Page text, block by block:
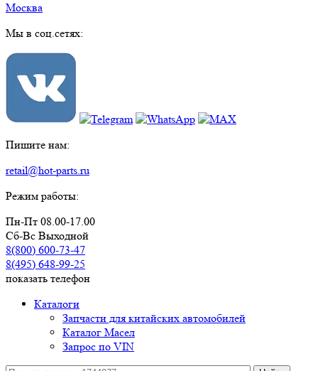
Москва
Мы в соц.сетях:
Пишите нам:
retail@hot-parts.ru
Режим работы:
Пн-Пт 08.00-17.00
Сб-Вс Выходной
8(800) 600-73-47
8(495) 648-99-25
показать телефон
Каталоги
Запчасти для китайских автомобилей
Каталог Масел
Запрос по VIN